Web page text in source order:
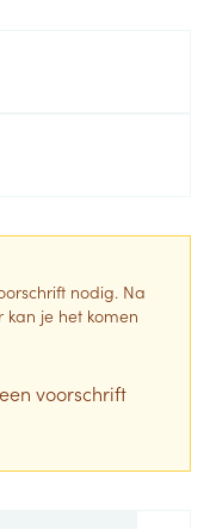
nodig. Na
je het komen
voorschrift